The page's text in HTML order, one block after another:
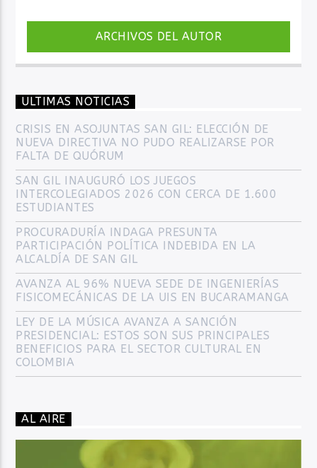
ARCHIVOS DEL AUTOR
ULTIMAS NOTICIAS
CRISIS EN ASOJUNTAS SAN GIL: ELECCIÓN DE
NUEVA DIRECTIVA NO PUDO REALIZARSE POR
FALTA DE QUÓRUM
SAN GIL INAUGURÓ LOS JUEGOS
INTERCOLEGIADOS 2026 CON CERCA DE 1.600
ESTUDIANTES
PROCURADURÍA INDAGA PRESUNTA
PARTICIPACIÓN POLÍTICA INDEBIDA EN LA
ALCALDÍA DE SAN GIL
AVANZA AL 96% NUEVA SEDE DE INGENIERÍAS
FISICOMECÁNICAS DE LA UIS EN BUCARAMANGA
LEY DE LA MÚSICA AVANZA A SANCIÓN
PRESIDENCIAL: ESTOS SON SUS PRINCIPALES
BENEFICIOS PARA EL SECTOR CULTURAL EN
COLOMBIA
AL AIRE